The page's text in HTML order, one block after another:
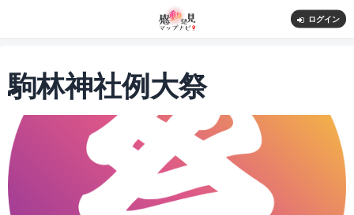
ログイン
駒林神社例大祭